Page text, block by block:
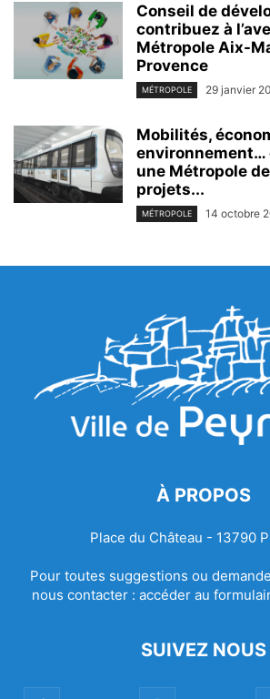
Conseil de
contribuez à
Métropole Aix-
Provence
MÉTROPOLE 29 janvier
Mobilités,
environnement…
une Métropole
projets...
MÉTROPOLE 14 octobre
À PROPOS
Place du Château - 13790
Pour toutes suggestions ou
nous contacter : accéder au
SUIVEZ NOUS